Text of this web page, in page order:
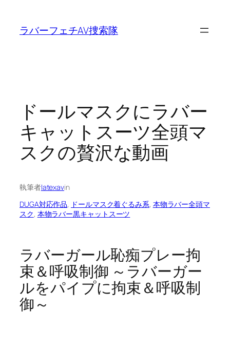
ラバーフェチAV捜索隊
ドールマスクにラバー
キャットスーツ全頭マ
スクの贅沢な動画
執筆者latexavin
DUGA対応作品, ドールマスク着ぐるみ系, 本物ラバー全頭マ
スク, 本物ラバー黒キャットスーツ
ラバーガール恥痴プレー拘
束＆呼吸制御 ～ラバーガー
ルをパイプに拘束＆呼吸制
御～